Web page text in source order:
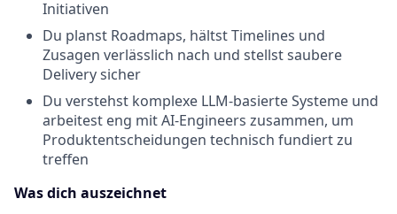
Initiativen
Du planst Roadmaps, hältst Timelines und
Zusagen verlässlich nach und stellst saubere
Deliverysicher
Du verstehst komplexe LLM-basierte Systeme und
arbeitest eng mitAI-Engineers zusammen, um
Produktentscheidungen technisch fundiert zu
treffen
Was dich auszeichnet